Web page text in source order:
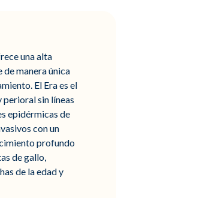
una alta
de manera única
El Era es el
sin líneas
epidérmicas de
con un
profundo
de gallo,
de la edad y